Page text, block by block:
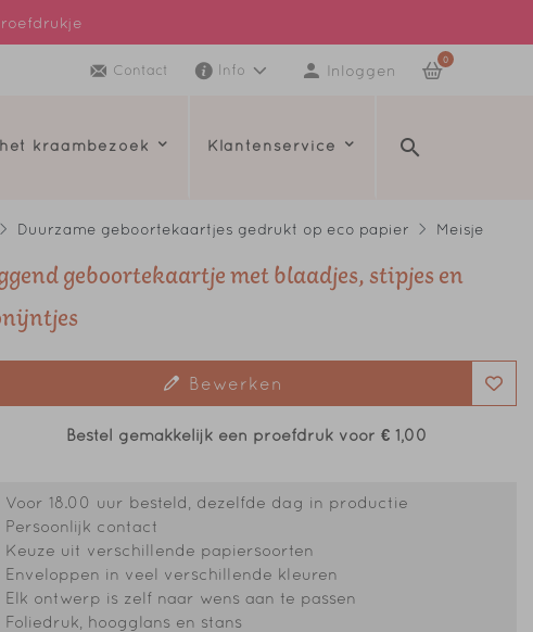
Contact Info Inloggen
0
kraambezoek Klantenservice
Duurzame geboortekaartjes gedrukt op eco papier Meisje
geboortekaartje met blaadjes, stipjes en
Bewerken
Bestel gemakkelijk een proefdruk voor € 1,00
Voor 18.00 uur besteld, dezelfde dag in productie
Persoonlijk contact
Keuze uit verschillende papiersoorten
Enveloppen in veel verschillende kleuren
Elk ontwerp is zelf naar wens aan te passen
hoogglans en stans